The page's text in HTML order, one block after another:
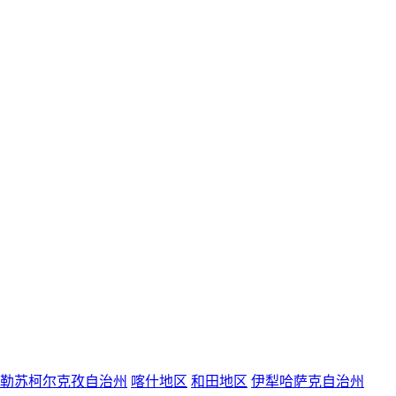
苏柯尔克孜自治州 喀什地区 和田地区 伊犁哈萨克自治州